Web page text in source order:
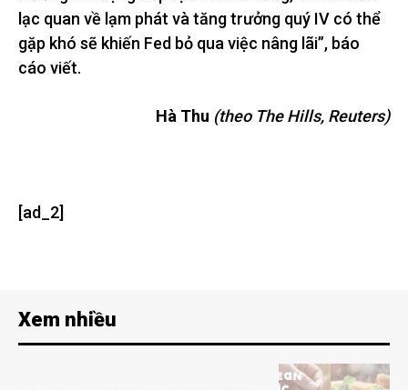
lạc quan về lạm phát và tăng trưởng quý IV có thể
gặp khó sẽ khiến Fed bỏ qua việc nâng lãi”, báo
cáo viết.
Hà Thu (theo The Hills, Reuters)
[ad_2]
Xem nhiều